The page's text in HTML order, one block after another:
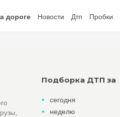
дороге Новости Дтп Пробки
Подборка ДТП за
сегодня
неделю